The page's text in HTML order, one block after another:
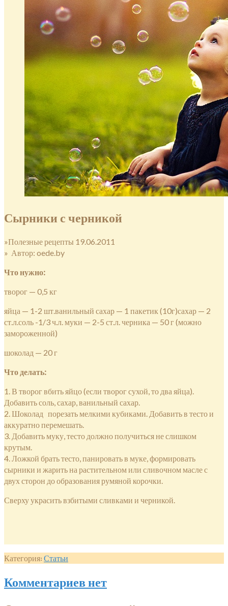
Сырники с черникой
»Полезные рецепты 19.06.2011
» Автор: oede.by
Что нужно:
творог — 0,5 кг
яйца — 1-2 шт.ванильный сахар — 1 пакетик (10г)сахар — 2
ст.л.соль -1/3 ч.л. муки — 2-5 ст.л. черника — 50 г (можно
замороженной)
шоколад — 20 г
Что делать:
1. В творог вбить яйцо (если творог сухой, то два яйца).
Добавить соль, сахар, ванильный сахар.
2. Шоколад порезать мелкими кубиками. Добавить в тесто и
аккуратно перемешать.
3. Добавить муку, тесто должно получиться не слишком
крутым.
4. Ложкой брать тесто, панировать в муке, формировать
сырники и жарить на растительном или сливочном масле с
двух сторон до образования румяной корочки.
Сверху украсить взбитыми сливками и черникой.
Категория: Статьи
Комментариев нет